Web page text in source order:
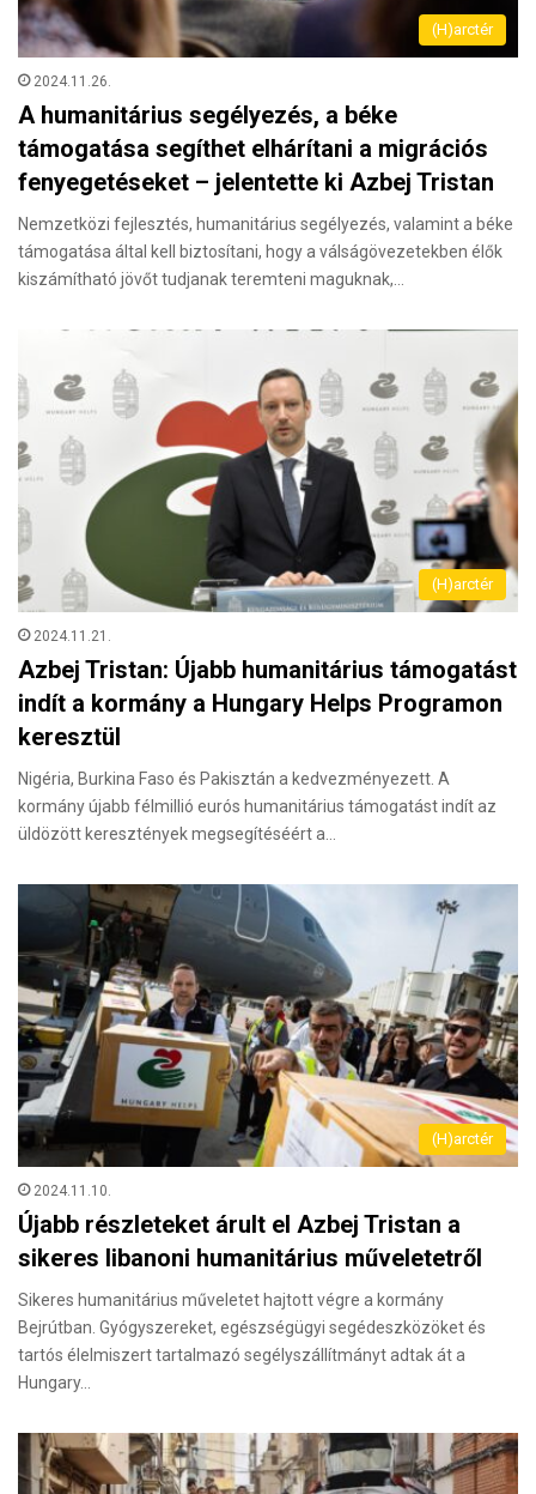
(H)arctér
2024.11.26.
A humanitárius segélyezés, a béke
támogatása segíthet elhárítani a migrációs
fenyegetéseket – jelentette ki Azbej Tristan
Nemzetközi fejlesztés, humanitárius segélyezés, valamint a béke
támogatása által kell biztosítani, hogy a válságövezetekben élők
kiszámítható jövőt tudjanak teremteni maguknak,…
(H)arctér
2024.11.21.
Azbej Tristan: Újabb humanitárius támogatást
indít a kormány a Hungary Helps Programon
keresztül
Nigéria, Burkina Faso és Pakisztán a kedvezményezett. A
kormány újabb félmillió eurós humanitárius támogatást indít az
üldözött keresztények megsegítéséért a…
(H)arctér
2024.11.10.
Újabb részleteket árult el Azbej Tristan a
sikeres libanoni humanitárius műveletetről
Sikeres humanitárius műveletet hajtott végre a kormány
Bejrútban. Gyógyszereket, egészségügyi segédeszközöket és
tartós élelmiszert tartalmazó segélyszállítmányt adtak át a
Hungary…